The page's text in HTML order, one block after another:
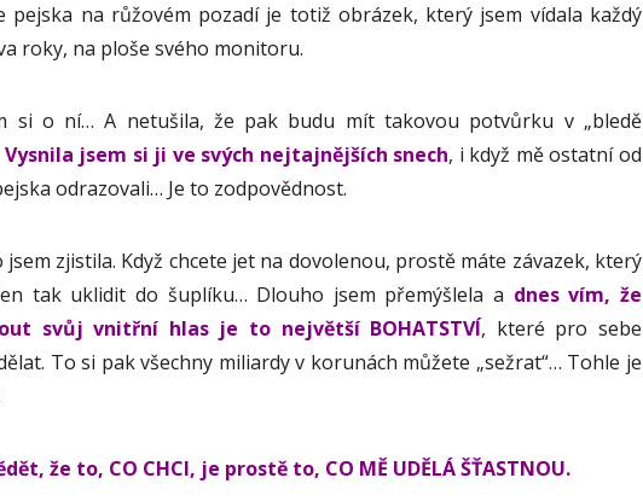
pejska na růžovém pozadí je totiž obrázek, který jsem vídala každý
roky, na ploše svého monitoru.
si o ní… A netušila, že pak budu mít takovou potvůrku v „bledě
Vysnila jsem si ji ve svých nejtajnějších snech, i když mě ostatní od
odrazovali… Je to zodpovědnost.
jsem zjistila. Když chcete jet na dovolenou, prostě máte závazek, který
tak uklidit do šuplíku… Dlouho jsem přemýšlela a dnes vím, že
svůj vnitřní hlas je to největší BOHATSTVÍ, které pro sebe
To si pak všechny miliardy v korunách můžete „sežrat“… Tohle je
že to, CO CHCI, je prostě to, CO MĚ UDĚLÁ ŠŤASTNOU.